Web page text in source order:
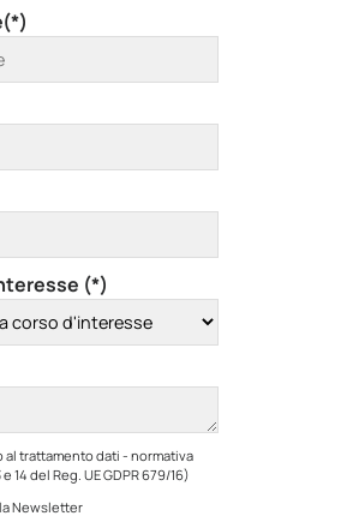
(*)
al trattamento dati - normativa
14 del Reg. UE GDPR 679/16)
Newsletter